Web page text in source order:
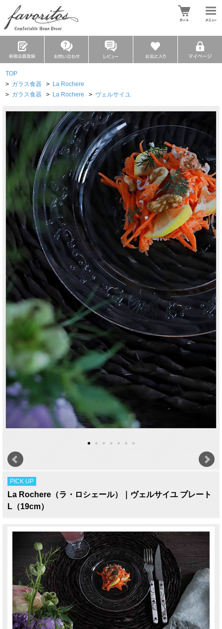
TOP
> ガラス食器 > La Rochere
> ガラス食器 > La Rochere > ヴェルサイユ
PICK UP
La Rochere（ラ・ロシェール）｜ヴェルサイユ プレート
L（19cm）